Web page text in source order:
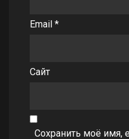
Email *
Сайт
Сохранить моё имя,